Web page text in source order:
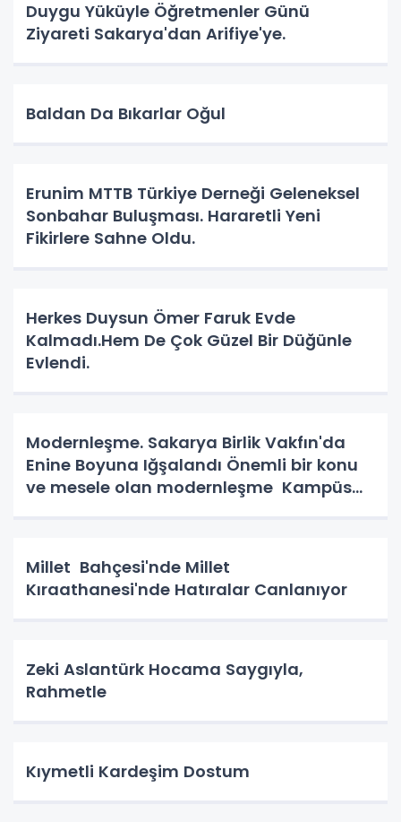
Duygu Yüküyle Öğretmenler Günü
Ziyareti Sakarya'dan Arifiye'ye.
Baldan Da Bıkarlar Oğul
Erunim MTTB Türkiye Derneği Geleneksel
Sonbahar Buluşması. Hararetli Yeni
Fikirlere Sahne Oldu.
Herkes Duysun Ömer Faruk Evde
Kalmadı.Hem De Çok Güzel Bir Düğünle
Evlendi.
Modernleşme. Sakarya Birlik Vakfın'da
Enine Boyuna Iğşalandı Önemli bir konu
ve mesele olan modernleşme Kampüs
Millet Bahçesi'nde Millet
Kıraathanesi'nde Hatıralar Canlanıyor
Zeki Aslantürk Hocama Saygıyla,
Rahmetle
Kıymetli Kardeşim Dostum